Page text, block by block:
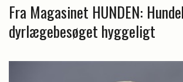
Fra Magasinet HUNDEN:
dyrlægebesøget hyggeligt